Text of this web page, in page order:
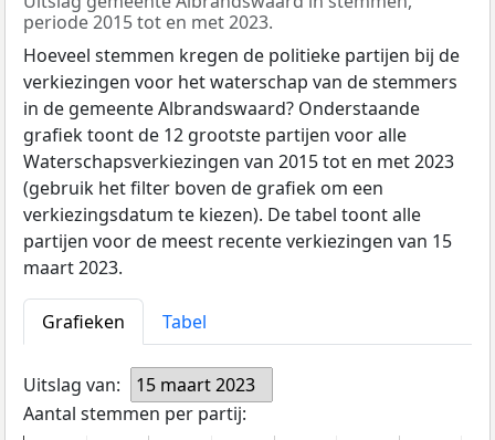
periode 2015 tot en met 2023.
Hoeveel stemmen kregen de politieke partijen bij de
verkiezingen voor het waterschap van de stemmers
in de gemeente Albrandswaard? Onderstaande
grafiek toont de 12 grootste partijen voor alle
Waterschapsverkiezingen van 2015 tot en met 2023
(gebruik het filter boven de grafiek om een
verkiezingsdatum te kiezen). De tabel toont alle
partijen voor de meest recente verkiezingen van 15
maart 2023.
Grafieken Tabel
Uitslag van:
15 maart 2023
Aantal stemmen per partij: